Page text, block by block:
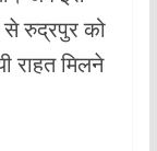
से रुद्रपुर को
राहत मिलने